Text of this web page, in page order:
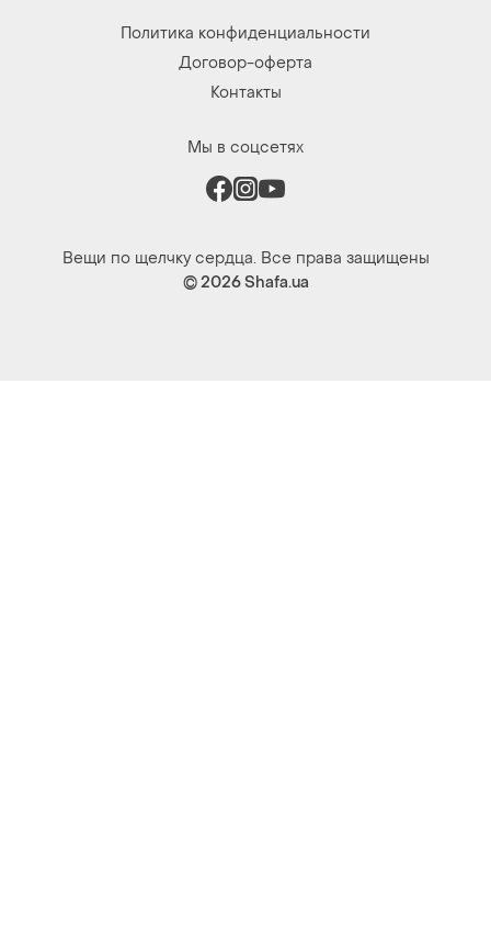
Политика конфиденциальности
Договор-оферта
Контакты
Мы в соцсетях
Вещи по щелчку сердца. Все права защищены
© 2026Shafa.ua